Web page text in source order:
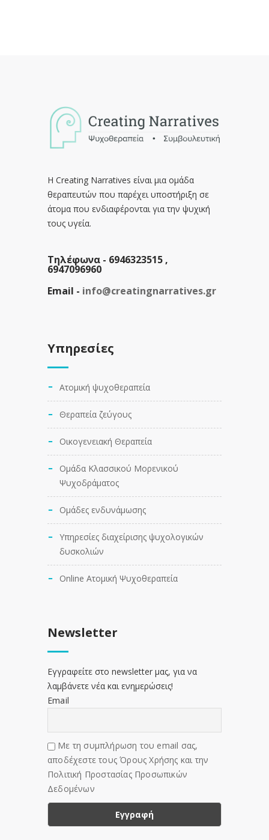
Η Creating Narratives είναι μια ομάδα
θεραπευτών που παρέχει υποστήριξη σε
άτομα που ενδιαφέρονται για την ψυχική
τους υγεία.
Τηλέφωνα - 6946323515 ,
6947096960
Email - info@creatingnarratives.gr
Υπηρεσίες
Ατομική ψυχοθεραπεία
Θεραπεία ζεύγους
Οικογενειακή Θεραπεία
Ομάδα Κλασσικού Μορενικού
Ψυχοδράματος
Ομάδες ενδυνάμωσης
Υπηρεσίες διαχείρισης ψυχολογικών
δυσκολιών
Online Ατομική Ψυχοθεραπεία
Newsletter
Εγγραφείτε στο newsletter μας, για να
λαμβάνετε νέα και ενημερώσεις!
Email
Με τη συμπλήρωση του email σας,
αποδέχεστε τους Όρους Χρήσης και την
Πολιτική Προστασίας Προσωπικών
Δεδομένων